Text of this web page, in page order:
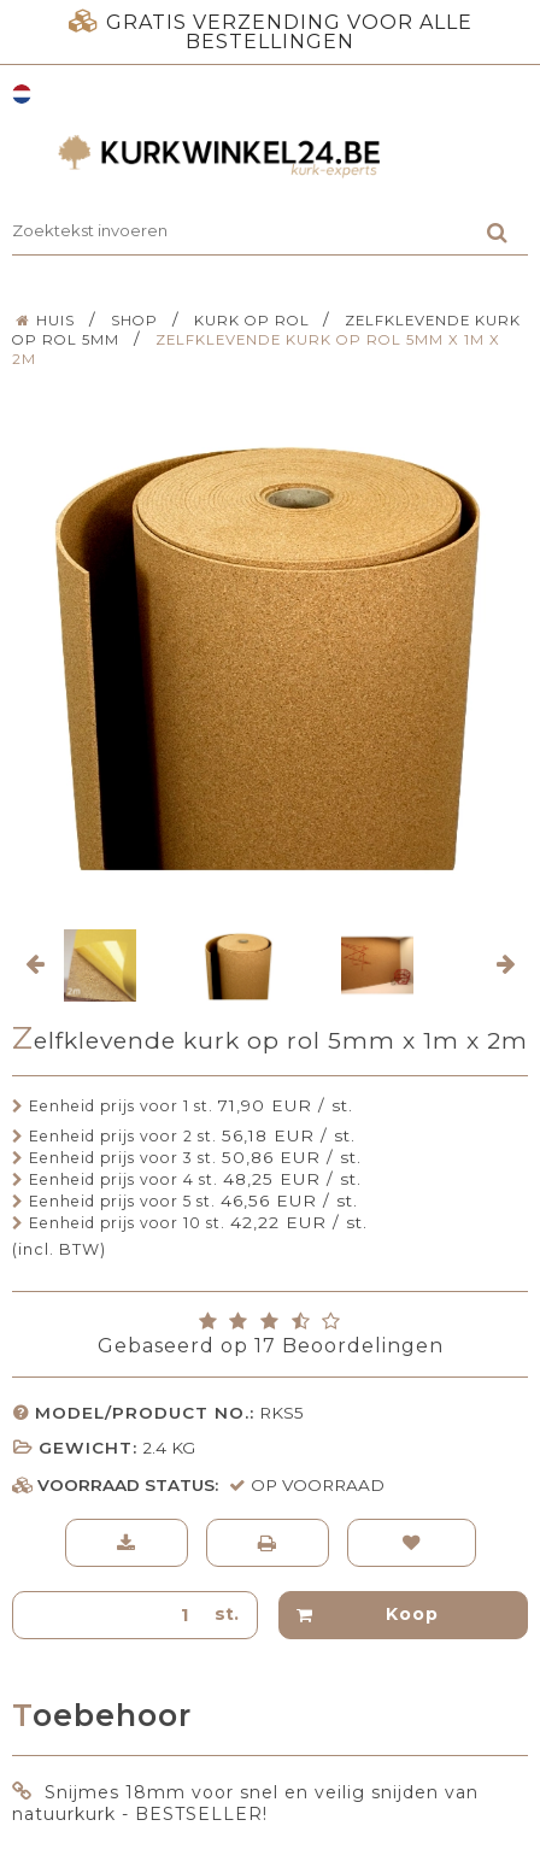
GRATIS VERZENDING VOOR ALLE
BESTELLINGEN
HUIS / SHOP / KURK OP ROL /
ZELFKLEVENDE KURK
OP ROL 5MM
/
ZELFKLEVENDE KURK OP ROL 5MM X 1M X
2M
Zelfklevende kurk op rol 5mm x 1m x 2m
Eenheid prijs voor 1 st. 71,90 EUR / st.
Eenheid prijs voor 2 st. 56,18 EUR / st.
Eenheid prijs voor 3 st. 50,86 EUR / st.
Eenheid prijs voor 4 st. 48,25 EUR / st.
Eenheid prijs voor 5 st. 46,56 EUR / st.
Eenheid prijs voor 10 st. 42,22 EUR / st.
(incl. BTW)
Gebaseerd op 17 Beoordelingen
MODEL/PRODUCT NO.: RKS5
GEWICHT: 2.4 KG
VOORRAAD STATUS:
OP VOORRAAD
st. Koop
Toebehoor
Snijmes 18mm voor snel en veilig snijden van
natuurkurk - BESTSELLER!